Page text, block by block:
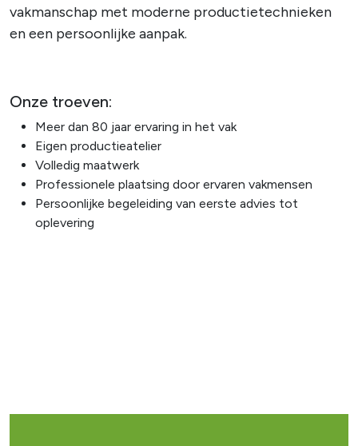
vakmanschap met moderne productietechnieken
en een persoonlijke aanpak.
Onze troeven:
Meer dan 80 jaar ervaring in het vak
Eigen productieatelier
Volledig maatwerk
Professionele plaatsing door ervaren vakmensen
Persoonlijke begeleiding van eerste advies tot
oplevering